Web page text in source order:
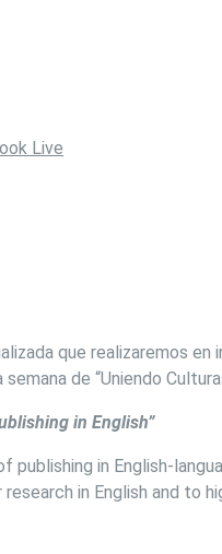
Live
que realizaremos
de “Uniendo
in English”
in English-
in English and to